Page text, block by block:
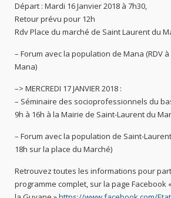
Départ : Mardi 16 Janvier 2018 à 7h30,
Retour prévu pour 12h
Rdv Place du marché de Saint Laurent du
– Forum avec la population de Mana (RDV
Mana)
–> MERCREDI 17 JANVIER 2018 :
– Séminaire des socioprofessionnels du
9h à 16h à la Mairie de Saint-Laurent du
– Forum avec la population de Saint-
18h sur la place du Marché)
Retrouvez toutes les informations pour
programme complet, sur la page Facebook